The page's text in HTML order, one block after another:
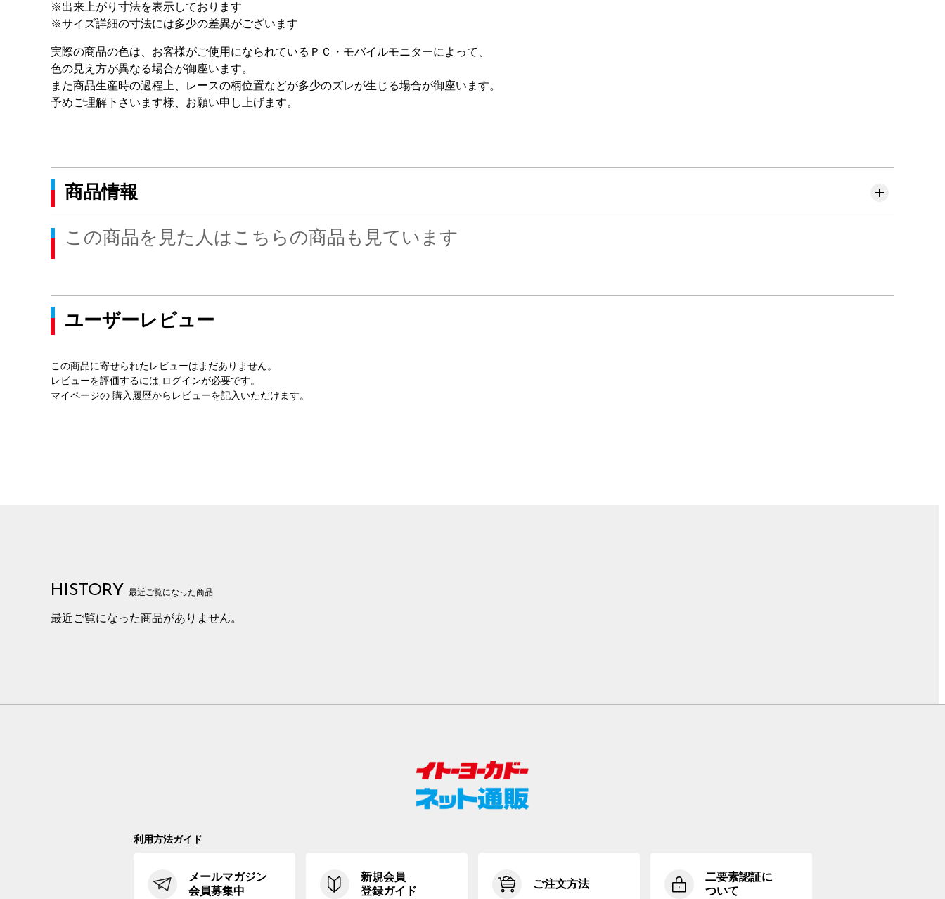
※出来上がり寸法を表示しております
※サイズ詳細の寸法には多少の差異がございます
実際の商品の色は、お客様がご使用になられているＰＣ・モバイルモニターによって、
色の見え方が異なる場合が御座います。
また商品生産時の過程上、レースの柄位置などが多少のズレが生じる場合が御座います。
予めご理解下さいます様、お願い申し上げます。
商品情報
この商品を見た人はこちらの商品も見ています
ユーザーレビュー
この商品に寄せられたレビューはまだありません。
レビューを評価するには ログインが必要です。
マイページの 購入履歴からレビューを記入いただけます。
HISTORY 最近ご覧になった商品
最近ご覧になった商品がありません。
利用方法ガイド
メールマガジン
会員募集中
新規会員
登録ガイド
ご注文方法
二要素認証に
ついて